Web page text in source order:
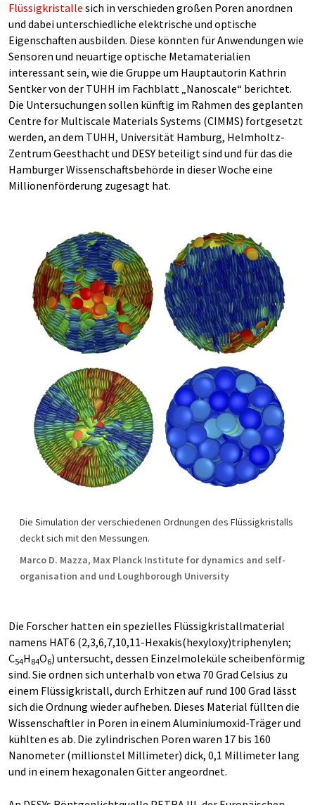
Flüssigkristalle sich in verschieden großen Poren anordnen
und dabei unterschiedliche elektrische und optische
Eigenschaften ausbilden. Diese könnten für Anwendungen wie
Sensoren und neuartige optische Metamaterialien
interessant sein, wie die Gruppe um Hauptautorin Kathrin
Sentker von der TUHH im Fachblatt „Nanoscale“ berichtet.
Die Untersuchungen sollen künftig im Rahmen des geplanten
Centre for Multiscale Materials Systems (CIMMS) fortgesetzt
werden, an dem TUHH, Universität Hamburg, Helmholtz-
Zentrum Geesthacht und DESY beteiligt sind und für das die
Hamburger Wissenschaftsbehörde in dieser Woche eine
Millionenförderung zugesagt hat.
Die Simulation der verschiedenen Ordnungen des Flüssigkristalls
deckt sich mit den Messungen.
Marco D. Mazza, Max Planck Institute for dynamics and self-
organisation and und Loughborough University
Die Forscher hatten ein spezielles Flüssigkristallmaterial
namens HAT6 (2,3,6,7,10,11-Hexakis(hexyloxy)triphenylen;
C54H 84O6) untersucht, dessen Einzelmoleküle scheibenförmig
sind. Sie ordnen sich unterhalb von etwa 70 Grad Celsius zu
einem Flüssigkristall, durch Erhitzen auf rund 100 Grad lässt
sich die Ordnung wieder aufheben. Dieses Material füllten die
Wissenschaftler in Poren in einem Aluminiumoxid-Träger und
kühlten es ab. Die zylindrischen Poren waren 17 bis 160
Nanometer (millionstel Millimeter) dick, 0,1 Millimeter lang
und in einem hexagonalen Gitter angeordnet.